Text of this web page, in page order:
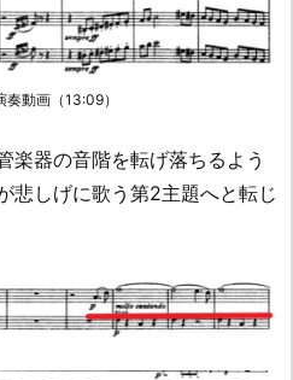
動画（13:09）
楽器の音階を転げ落ちるよう
悲しげに歌う第2主題へと転じ